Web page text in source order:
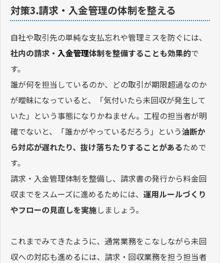
対策3.請求・入金管理の体制を整える
自社や取引先の単純な支払忘れや管理ミスを防ぐには、
社内の請求・ 入金管理体制を整備することも効果的で
す。
誰が何を担当しているのか、どの取引が期限超過なのか
が曖昧になっていると、「気付いたら未回収が発生して
いた」という事態になりかねません。工程の担当者が明
確でないと、「誰かがやっているだろう」という油断か
ら対応が遅れたり、抜け落ちたりすることがあるためで
す。
請求・入金管理体制を整備し、請求書の発行から料金回
収までをスムーズに進めるためには、 運用ルールづくり
やフローの見直しを実施しましょう。
これまでみてきたように、通常業務をこなしながら未回
収への対応も進めるには、請求・回収業務を担う担当者